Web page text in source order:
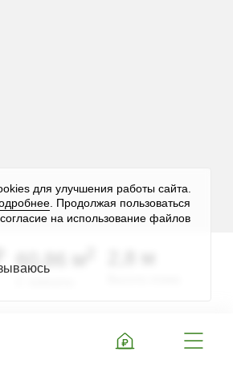
для улучшения работы сайта.
. Продолжая пользоваться
на использование файлов